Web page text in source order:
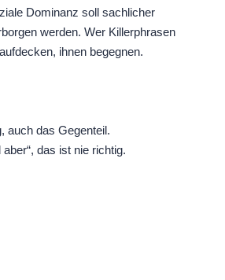
Dominanz soll sachlicher
werden. Wer Killerphrasen
ihnen begegnen.
auch das Gegenteil.
aber“, das ist nie richtig.